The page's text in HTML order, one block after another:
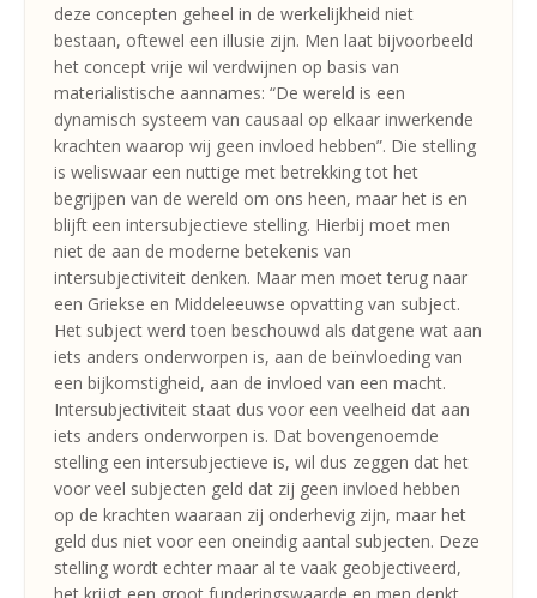
deze concepten geheel in de werkelijkheid niet
bestaan, oftewel een illusie zijn. Men laat bijvoorbeeld
het concept vrije wil verdwijnen op basis van
materialistische aannames: “De wereld is een
dynamisch systeem van causaal op elkaar inwerkende
krachten waarop wij geen invloed hebben”. Die stelling
is weliswaar een nuttige met betrekking tot het
begrijpen van de wereld om ons heen, maar het is en
blijft een intersubjectieve stelling. Hierbij moet men
niet de aan de moderne betekenis van
intersubjectiviteit denken. Maar men moet terug naar
een Griekse en Middeleeuwse opvatting van subject.
Het subject werd toen beschouwd als datgene wat aan
iets anders onderworpen is, aan de beïnvloeding van
een bijkomstigheid, aan de invloed van een macht.
Intersubjectiviteit staat dus voor een veelheid dat aan
iets anders onderworpen is. Dat bovengenoemde
stelling een intersubjectieve is, wil dus zeggen dat het
voor veel subjecten geld dat zij geen invloed hebben
op de krachten waaraan zij onderhevig zijn, maar het
geld dus niet voor een oneindig aantal subjecten. Deze
stelling wordt echter maar al te vaak geobjectiveerd,